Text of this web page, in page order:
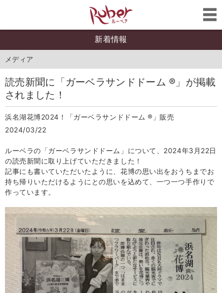
新着情報
メディア
読売新聞に「ガーベラサンドドーム ®」が掲載
されました！
浜名湖花博2024！「ガーベラサンドドーム ®」販売
2024/03/22
ルーベラの「ガーベラサンドドーム」について、2024年3月22日
の読売新聞に取り上げていただきました！
記事にも書いていただいたように、花博の思い出をおうちまでお
持ち帰りいただけるようにとの思いを込めて、一つ一つ手作りで
作っています。